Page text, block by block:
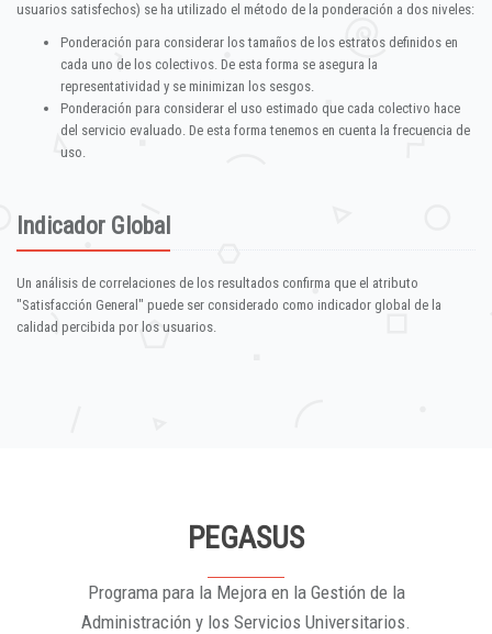
usuarios satisfechos) se ha utilizado el método de la ponderación a dos niveles:
Ponderación para considerar los tamaños de los estratos definidos en
cada uno de los colectivos. De esta forma se asegura la
representatividad y se minimizan los sesgos.
Ponderación para considerar el uso estimado que cada colectivo hace
del servicio evaluado. De esta forma tenemos en cuenta la frecuencia de
uso.
Indicador Global
Un análisis de correlaciones de los resultados confirma que el atributo
"Satisfacción General" puede ser considerado como indicador global de la
calidad percibida por los usuarios.
PEGASUS
Programa para la Mejora en la Gestión de la
Administración y los Servicios Universitarios.